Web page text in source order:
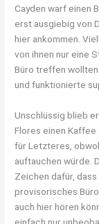
Cayden warf einen
erst ausgiebig von
hier ankommen.
von ihnen nur eine
Büro treffen
und funktionierte
Unschlüssig blieb
Flores einen
für Letzteres,
auftauchen würde.
Zeichen dafür,
provisorisches
auch hier hören